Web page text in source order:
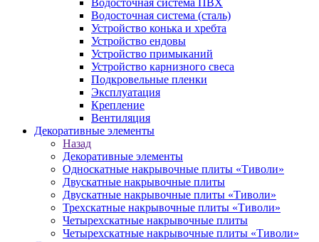
Водосточная система ПВХ
Водосточная система (сталь)
Устройство конька и хребта
Устройство ендовы
Устройство примыканий
Устройство карнизного свеса
Подкровельные пленки
Эксплуатация
Крепление
Вентиляция
Декоративные элементы
Назад
Декоративные элементы
Односкатные накрывочные плиты «Тиволи»
Двускатные накрывочные плиты
Двускатные накрывочные плиты «Тиволи»
Трехскатные накрывочные плиты «Тиволи»
Четырехскатные накрывочные плиты
Четырехскатные накрывочные плиты «Тиволи»